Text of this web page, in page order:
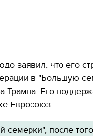
заявил, что его
в "Большую
Трампа. Его
Евросоюз.
после